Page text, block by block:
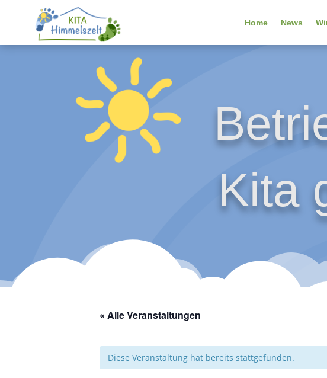
Home News
Kita
« Alle Veranstaltungen
Diese Veranstaltung hat bereits stattgefunden.